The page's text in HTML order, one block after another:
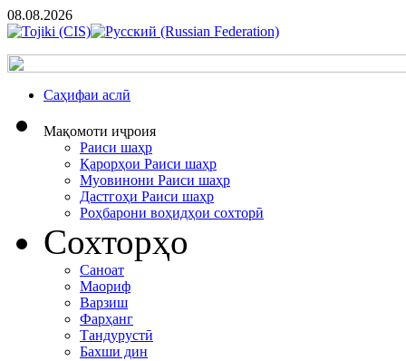
08.08.2026
Cаҳифаи аслӣ
Мақомоти иҷроия
Раиси шаҳр
Қарорҳои Раиси шаҳр
Муовинони Раиси шаҳр
Дастгоҳи Раиси шаҳр
Роҳбарони воҳидҳои сохторӣ
Сохторҳо
Саноат
Маориф
Варзиш
Фарҳанг
Тандурустӣ
Бахши дин